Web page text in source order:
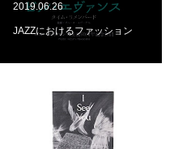
2019.06.26
JAZZにおけるファッション